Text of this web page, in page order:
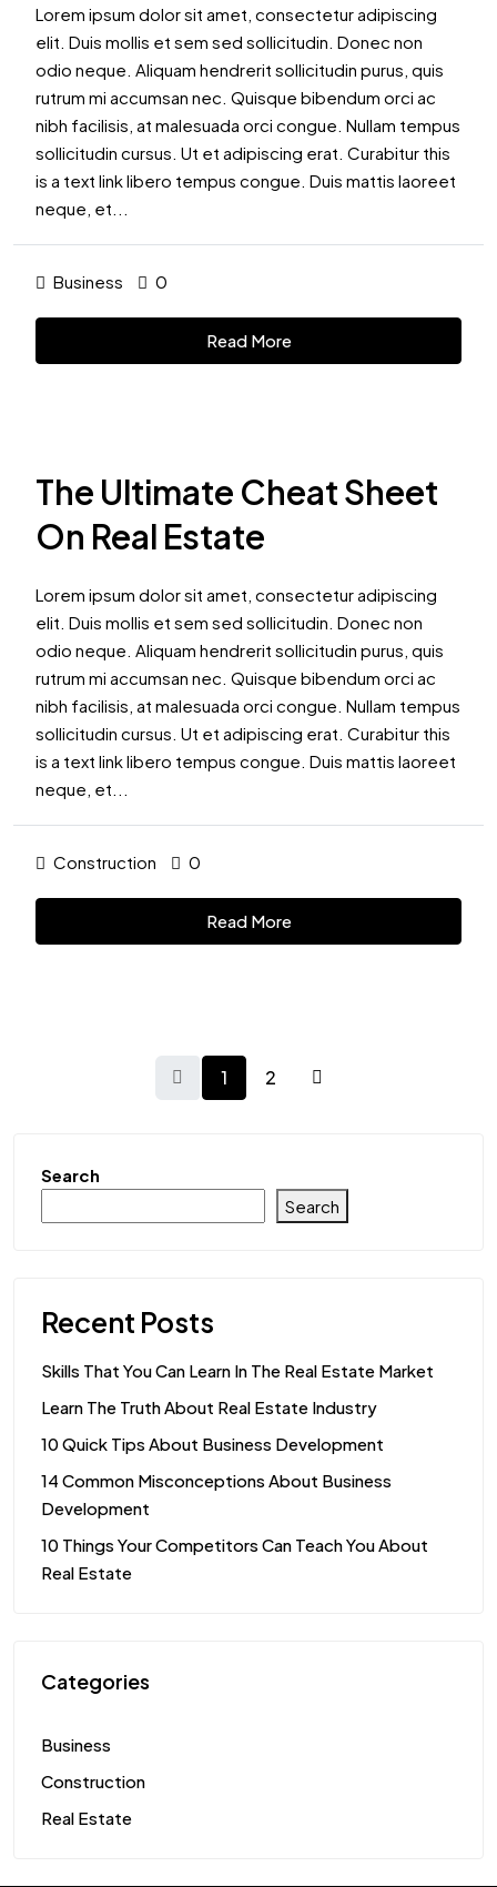
Lorem ipsum dolor sit amet, consectetur adipiscing
elit. Duis mollis et sem sed sollicitudin. Donec non
odio neque. Aliquam hendrerit sollicitudin purus, quis
rutrum mi accumsan nec. Quisque bibendum orci ac
nibh facilisis, at malesuada orci congue. Nullam tempus
sollicitudin cursus. Ut et adipiscing erat. Curabitur this
is a text link libero tempus congue. Duis mattis laoreet
neque, et...
Business 0
Read More
The Ultimate Cheat Sheet
On Real Estate
Lorem ipsum dolor sit amet, consectetur adipiscing
elit. Duis mollis et sem sed sollicitudin. Donec non
odio neque. Aliquam hendrerit sollicitudin purus, quis
rutrum mi accumsan nec. Quisque bibendum orci ac
nibh facilisis, at malesuada orci congue. Nullam tempus
sollicitudin cursus. Ut et adipiscing erat. Curabitur this
is a text link libero tempus congue. Duis mattis laoreet
neque, et...
Construction 0
Read More
1 2
Search
Search
Recent Posts
Skills That You Can Learn In The Real Estate Market
Learn The Truth About Real Estate Industry
10 Quick Tips About Business Development
14 Common Misconceptions About Business
Development
10 Things Your Competitors Can Teach You About
Real Estate
Categories
Business
Construction
Real Estate